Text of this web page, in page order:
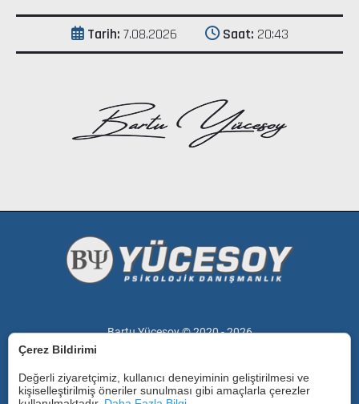
Tarih: 7.08.2026 Saat: 20:43
Bartu Yücesoy © 2020 -2026
Çerez Bildirimi
Değerli ziyaretçimiz, kullanıcı deneyiminin geliştirilmesi ve
kişiselleştirilmiş öneriler sunulması gibi amaçlarla çerezler